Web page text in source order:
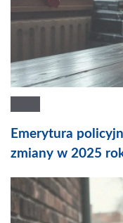
Emerytura
zmiany w 2025